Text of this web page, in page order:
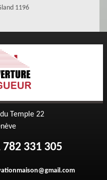
1196
Temple 22
782 331 305